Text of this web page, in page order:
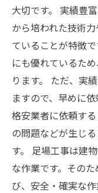
大切です。 実績豊
から培われた技術
ていることが特徴
にも優れているた
ります。 ただ、実
ますので、早めに
格安業者に依頼す
の問題などが生じ
す。 足場工事は建
な作業です。その
び、安全・確実な作